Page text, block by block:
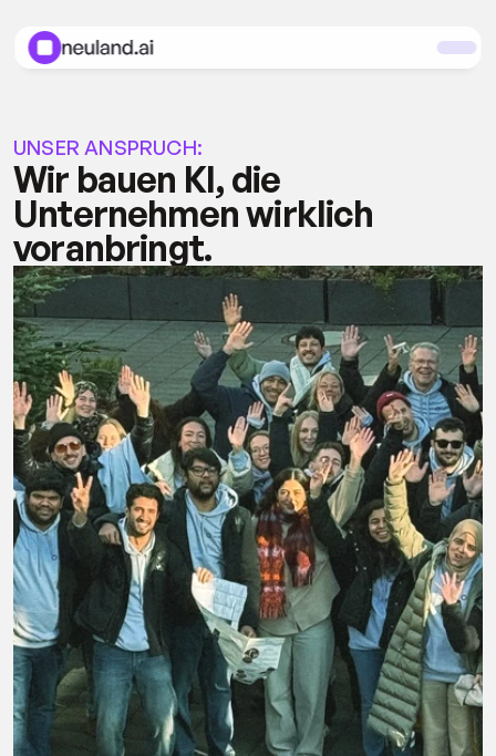
UNSER ANSPRUCH:
Wir bauen KI, die
Unternehmen wirklich
voranbringt.